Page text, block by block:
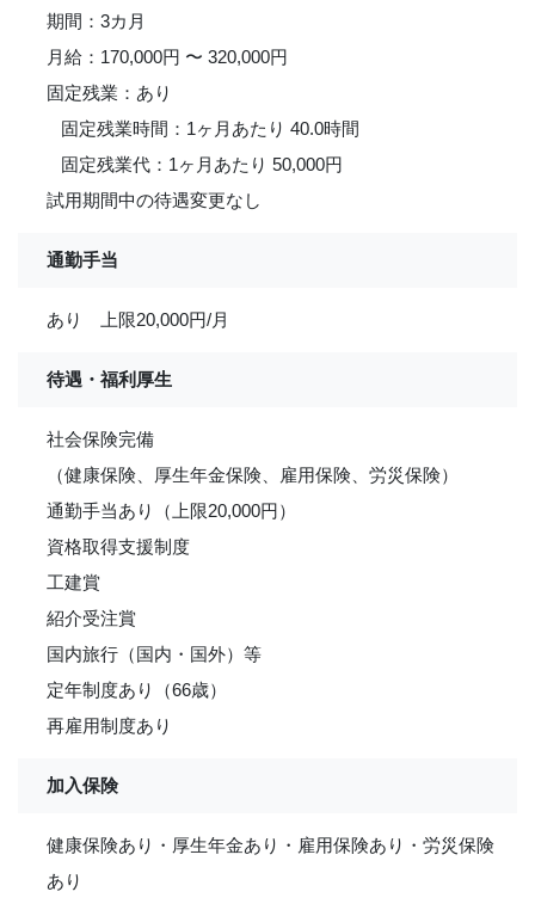
期間：3カ月
月給：170,000円 〜 320,000円
固定残業：あり
固定残業時間：1ヶ月あたり 40.0時間
固定残業代：1ヶ月あたり 50,000円
試用期間中の待遇変更なし
通勤手当
あり 上限20,000円/月
待遇・福利厚生
社会保険完備
（健康保険、厚生年金保険、雇用保険、労災保険）
通勤手当あり（上限20,000円）
資格取得支援制度
工建賞
紹介受注賞
国内旅行（国内・国外）等
定年制度あり（66歳）
再雇用制度あり
加入保険
健康保険あり・厚生年金あり・雇用保険あり・労災保険
あり